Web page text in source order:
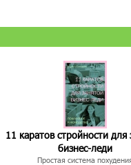
11 каратов стройности для
бизнес-леди
Простая система